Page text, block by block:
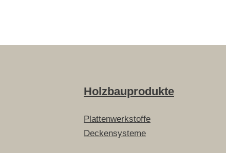
Holzbauprodukte
Plattenwerkstoffe
Deckensysteme